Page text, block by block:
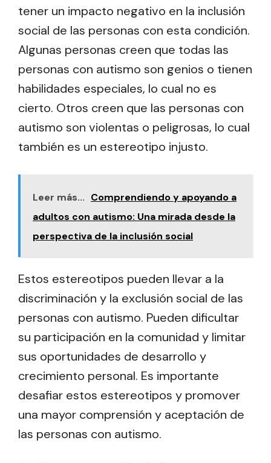
tener un impacto negativo en la inclusión
social de las personas con esta condición.
Algunas personas creen que todas las
personas con autismo son genios o tienen
habilidades especiales, lo cual no es
cierto. Otros creen que las personas con
autismo son violentas o peligrosas, lo cual
también es un estereotipo injusto.
Leer más... Comprendiendo y apoyando a
adultos con autismo: Una mirada desde la
perspectiva de la inclusión social
Estos estereotipos pueden llevar a la
discriminación y la exclusión social de las
personas con autismo. Pueden dificultar
su participación en la comunidad y limitar
sus oportunidades de desarrollo y
crecimiento personal. Es importante
desafiar estos estereotipos y promover
una mayor comprensión y aceptación de
las personas con autismo.